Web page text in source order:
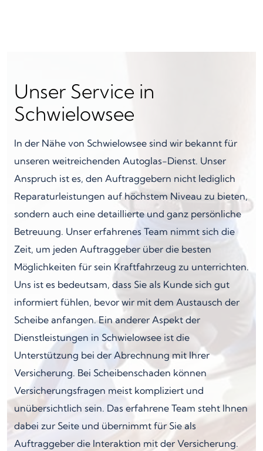
Unser Service in
Schwielowsee
In der Nähe von Schwielowsee sind wir bekannt für
unseren weitreichenden Autoglas-Dienst. Unser
Anspruch ist es, den Auftraggebern nicht lediglich
Reparaturleistungen auf höchstem Niveau zu bieten,
sondern auch eine detaillierte und ganz persönliche
Betreuung. Unser erfahrenes Team nimmt sich die
Zeit, um jeden Auftraggeber über die besten
Möglichkeiten für sein Kraftfahrzeug zu unterrichten.
Uns ist es bedeutsam, dass Sie als Kunde sich gut
informiert fühlen, bevor wir mit dem Austausch der
Scheibe anfangen. Ein anderer Aspekt der
Dienstleistungen in Schwielowsee ist die
Unterstützung bei der Abrechnung mit Ihrer
Versicherung. Bei Scheibenschaden können
Versicherungsfragen meist kompliziert und
unübersichtlich sein. Das erfahrene Team steht Ihnen
dabei zur Seite und übernimmt für Sie als
Auftraggeber die Interaktion mit der Versicherung.